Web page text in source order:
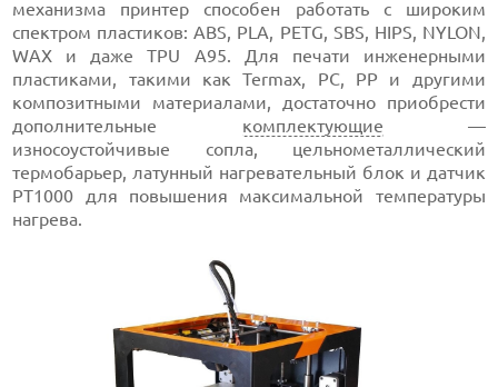
механизма принтер способен работать с широким
спектром пластиков: ABS, PLA, PETG, SBS, HIPS, NYLON,
WAX и даже TPU A95. Для печати инженерными
пластиками, такими как Termax, PC, PP и другими
композитными материалами, достаточно приобрести
дополнительные комплектующие —
износоустойчивые сопла, цельнометаллический
термобарьер, латунный нагревательный блок и датчик
PT1000 для повышения максимальной температуры
нагрева.